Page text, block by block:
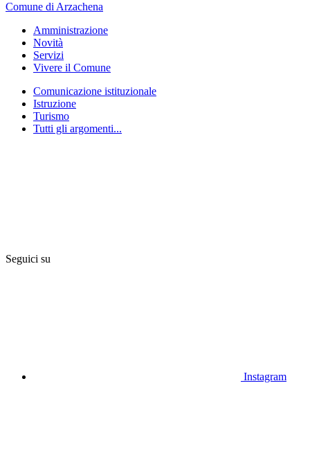
Comune di Arzachena
Amministrazione
Novità
Servizi
Vivere il Comune
Comunicazione istituzionale
Istruzione
Turismo
Tutti gli argomenti...
Seguici su
Instagram